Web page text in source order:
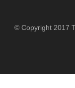
© Copyright 2017